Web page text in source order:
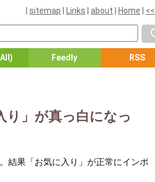
sitemap Links about Home <<
Feedly RSS
り」が真っ白になっ
結果「お気に入り」が正常にインポ